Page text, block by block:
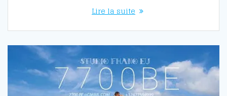
Lire la suite